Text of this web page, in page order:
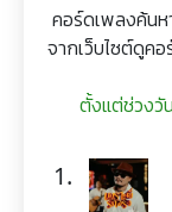
คอร์ดเพลงค้นห
จากเว็บไซต์ดูค
ตั้งแต่ช่วง
1.